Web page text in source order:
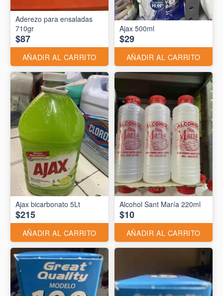
Aderezo para ensaladas
710gr
$87
AÑADIR AL CARRITO
Ajax 500ml
$29
AÑADIR AL CARRITO
Ajax bicarbonato 5Lt
$215
AÑADIR AL CARRITO
Alcohol Sant María 220ml
$10
AÑADIR AL CARRITO